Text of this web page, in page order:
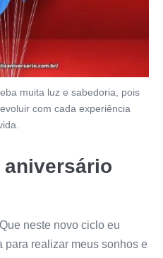
muita luz e sabedoria, pois
com cada experiência
aniversário
neste novo ciclo eu
para realizar meus sonhos e